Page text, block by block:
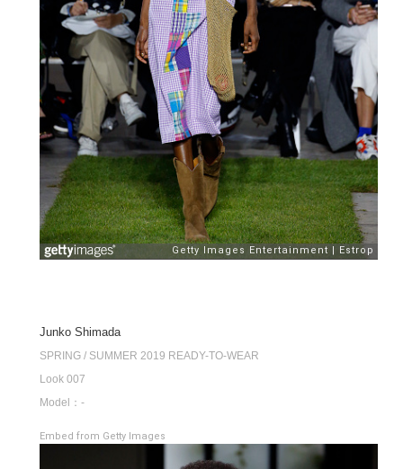
Junko Shimada
SPRING / SUMMER 2019 READY-TO-WEAR
Look 007
Model：-
Embed from Getty Images